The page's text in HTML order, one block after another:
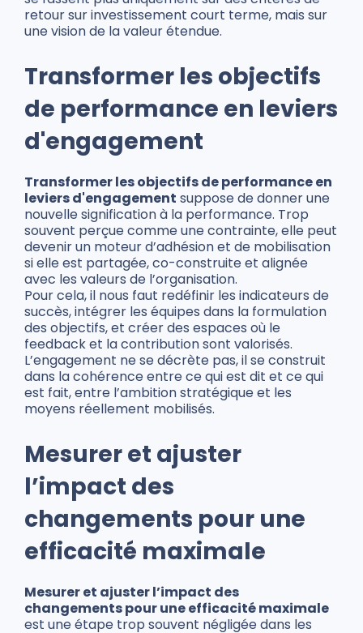
retour sur investissement court terme, mais sur
une vision de la valeur étendue.
Transformer les objectifs
de performance en leviers
d'engagement
Transformer les objectifs de performance en
leviers d'engagement suppose de donner une
nouvelle signification à la performance. Trop
souvent perçue comme une contrainte, elle peut
devenir un moteur d’adhésion et de mobilisation
si elle est partagée, co-construite et alignée
avec les valeurs de l’organisation.
Pour cela, il nous faut redéfinir les indicateurs de
succès, intégrer les équipes dans la formulation
des objectifs, et créer des espaces où le
feedback et la contribution sont valorisés.
L’engagement ne se décrète pas, il se construit
dans la cohérence entre ce qui est dit et ce qui
est fait, entre l’ambition stratégique et les
moyens réellement mobilisés.
Mesurer et ajuster
l’impact des
changements pour une
efficacité maximale
Mesurer et ajuster l’impact des
changements pour une efficacité maximale
est une étape trop souvent négligée dans les